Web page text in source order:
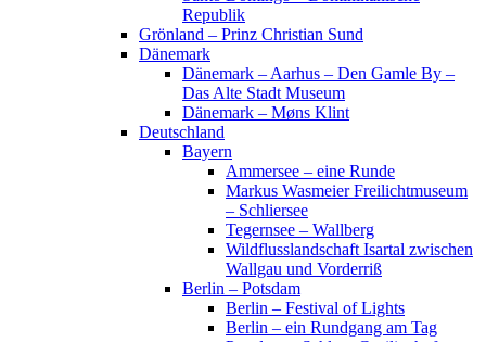
Republik
Grönland – Prinz Christian Sund
Dänemark
Dänemark – Aarhus – Den Gamle By –
Das Alte Stadt Museum
Dänemark – Møns Klint
Deutschland
Bayern
Ammersee – eine Runde
Markus Wasmeier Freilichtmuseum
– Schliersee
Tegernsee – Wallberg
Wildflusslandschaft Isartal zwischen
Wallgau und Vorderriß
Berlin – Potsdam
Berlin – Festival of Lights
Berlin – ein Rundgang am Tag